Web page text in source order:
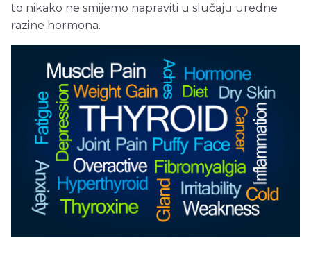
to nikako ne smijemo napraviti u slučaju uredne
razine hormona.